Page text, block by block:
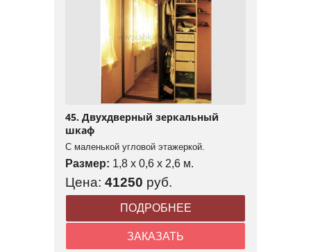
45. Двухдверный зеркальный
шкаф
С маленькой угловой этажеркой.
Размер: 1,8 x 0,6 x 2,6 м.
Цена: 41250 руб.
ПОДРОБНЕЕ
ЗАКАЗАТЬ